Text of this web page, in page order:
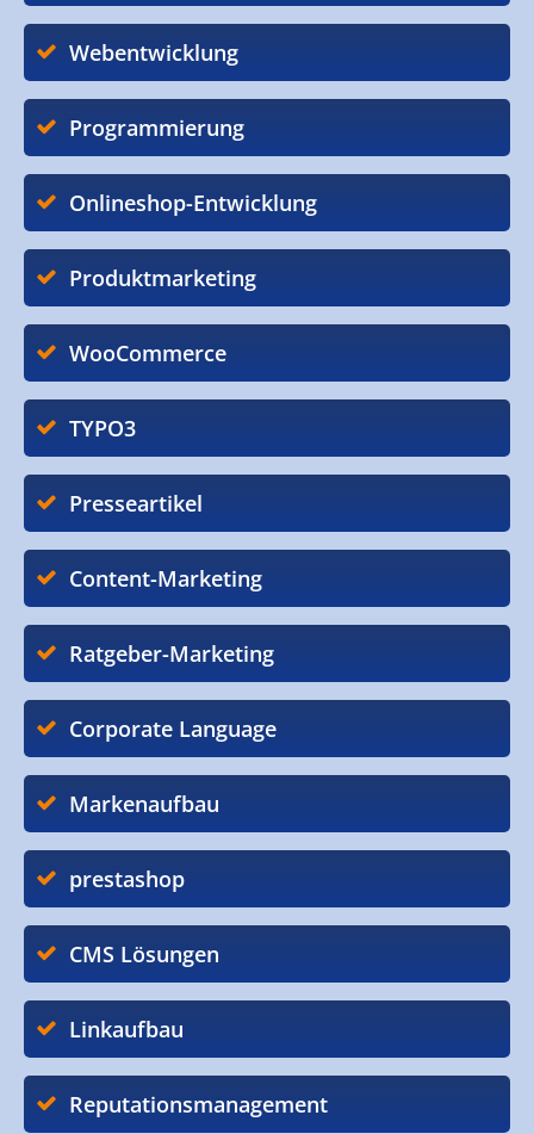
Webentwicklung
Programmierung
Onlineshop-Entwicklung
Produktmarketing
WooCommerce
TYPO3
Presseartikel
Content-Marketing
Ratgeber-Marketing
Corporate Language
Markenaufbau
prestashop
CMS Lösungen
Linkaufbau
Reputationsmanagement